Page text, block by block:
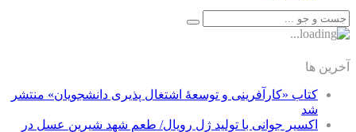
آخرین ها
کتاب «کارآفرینی و توسعۀ اشتغال پذیری دانشجویان» منتشر
شد
اکسیر جوانی با تولید ژل رویال/ طعم شهد شیرین عسل‌ در